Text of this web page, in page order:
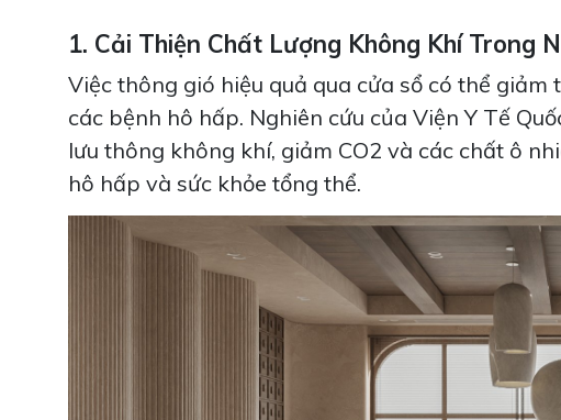
1. Cải Thiện Chất Lượng Không Khí Trong
Việc thông gió hiệu quả qua cửa sổ có thể
các bệnh hô hấp. Nghiên cứu của Viện Y Tế
lưu thông không khí, giảm CO2 và các chất ô
hô hấp và sức khỏe tổng thể.